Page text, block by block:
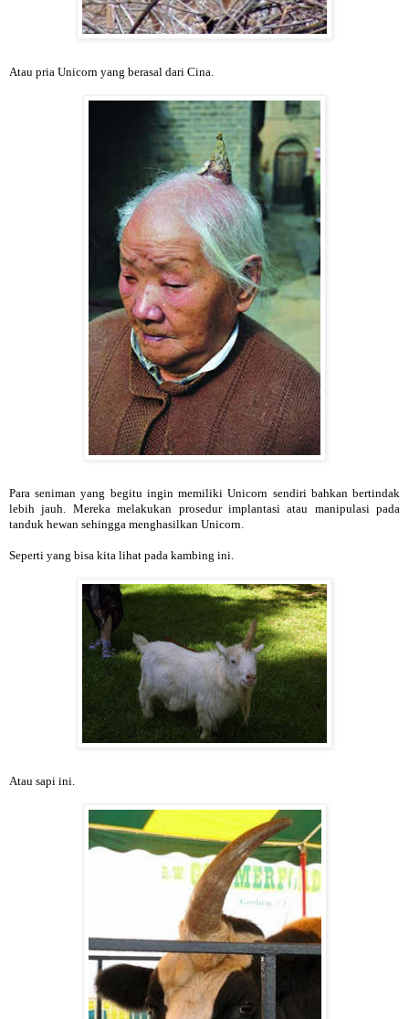
Atau pria Unicorn yang berasal dari Cina.
Para seniman yang begitu ingin memiliki Unicorn sendiri bahkan bertindak
lebih jauh. Mereka melakukan prosedur implantasi atau manipulasi pada
tanduk hewan sehingga menghasilkan Unicorn.
Seperti yang bisa kita lihat pada kambing ini.
Atau sapi ini.